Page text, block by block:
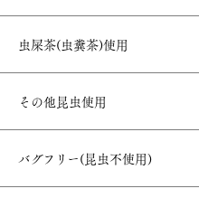
虫屎茶(虫糞茶)使用
その他昆虫使用
バグフリー(昆虫不使用)